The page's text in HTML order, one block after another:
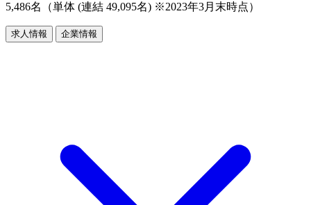
5,486名（単体 (連結 49,095名) ※2023年3月末時点）
求人情報 企業情報